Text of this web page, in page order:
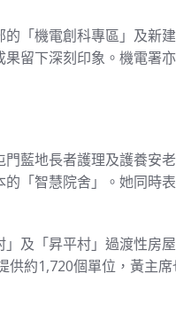
「機電創科專區」及新
留下深刻印象。機電署
藍地長者護理及護養安
「智慧院舍」。她同時
及「昇平村」過渡性房
約1,720個單位，黃主